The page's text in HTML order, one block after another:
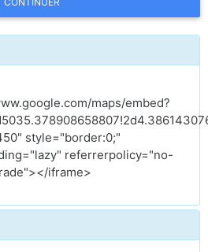
maps/embed?
style="border:0;"
referrerpolicy="no-
iframe>